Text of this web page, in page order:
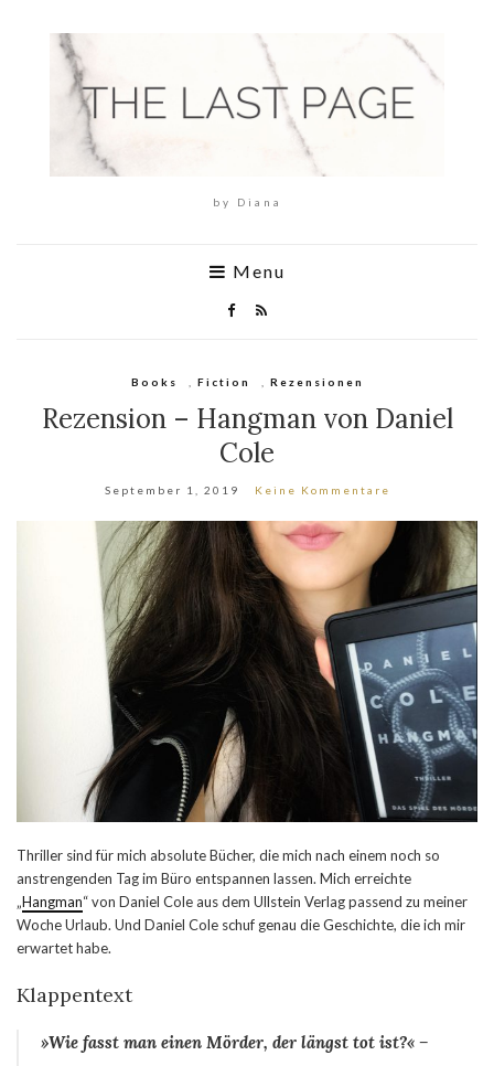
by Diana
Menu
Books Fiction Rezensionen
Rezension – Hangman von Daniel
Cole
September 1, 2019 Keine Kommentare
Thriller sind für mich absolute Bücher, die mich nach einem noch so
anstrengenden Tag im Büro entspannen lassen. Mich erreichte
„Hangman“ von Daniel Cole aus dem Ullstein Verlag passend zu meiner
Woche Urlaub. Und Daniel Cole schuf genau die Geschichte, die ich mir
erwartet habe.
Klappentext
»Wie fasst man einen Mörder, der längst tot ist?« –